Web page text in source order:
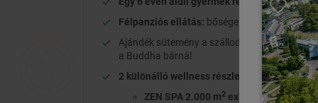
Félpanziós ellátás: bőséges büféreggeli és
Ajándék sütemény a szálloda saját
a Buddha bárnál
2 különálló wellness részleg korlátlan
ZEN SPA 2.000 m2 exkluzív fürdő- és